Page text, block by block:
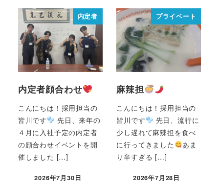
内定者
内定者顔合わせ
こんにちは！採用担当の
皆川です
先日、来年の
４月に入社予定の内定者
の顔合わせイベントを開
催しました […]
2026年7月30日
プライベート
麻辣担
こんにちは！採用担当の
皆川です
先日、流行に
少し遅れて麻辣担を食べ
に行ってきました
あま
り辛すぎる […]
2026年7月28日